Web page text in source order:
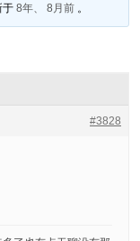
于8年、 8月前 。
#3828